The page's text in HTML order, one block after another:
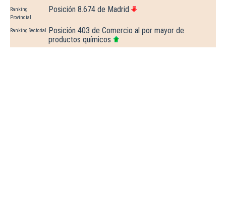
Ranking
Provincial
Posición 8.674 de Madrid
Ranking Sectorial
Posición 403 de Comercio al por mayor de
productos químicos